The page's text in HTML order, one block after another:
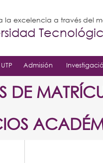
la excelencia a través del
Admisión
DE